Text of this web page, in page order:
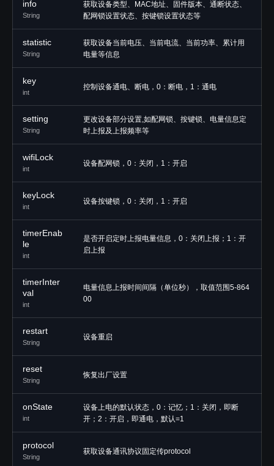
info
String
获取设备类型、MAC地址、固件版本、通断状态、
配网锁设置状态、按键锁设置状态等
statistic
String
获取设备当前电压、当前电流、当前功率、累计用
电量等信息
key
int
控制设备通电、断电，0：断电，1：通电
setting
String
更改设备部分设置,如配网锁、按键锁、电量信息定
时上报及上报频率等
wifiLock
int
设备配网锁，0：关闭，1：开启
keyLock
int
设备按键锁，0：关闭，1：开启
timerEnab
le
int
是否开启定时上报电量信息，0：关闭上报；1：开
启上报
timerInter
val
int
电量信息上报时间间隔（单位秒），取值范围5-864
00
restart
String
设备重启
reset
String
恢复出厂设置
onState
int
设备上电的默认状态，0：记忆；1：关闭，即断
开；2：开启，即通电，默认=1
protocol
String
获取设备通讯协议固定传protocol